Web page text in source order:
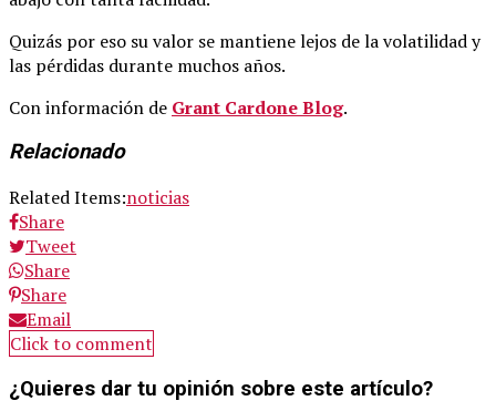
Quizás por eso su valor se mantiene lejos de la volatilidad y
las pérdidas durante muchos años.
Con información de Grant Cardone Blog.
Relacionado
Related Items:noticias
Share
Tweet
Share
Share
Email
Click to comment
¿Quieres dar tu opinión sobre este artículo?